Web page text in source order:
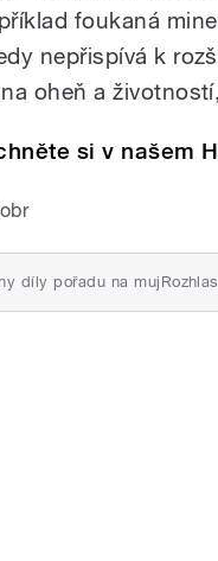
foukaná
nepřispívá k
oheň a
si v našem
díly pořadu na mujRozhlas